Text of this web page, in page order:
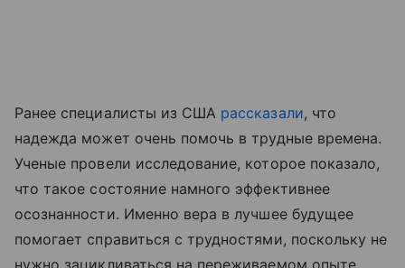
Ранее специалисты из США рассказали, что
надежда может очень помочь в трудные времена.
Ученые провели исследование, которое показало,
что такое состояние намного эффективнее
осознанности. Именно вера в лучшее будущее
помогает справиться с трудностями, поскольку не